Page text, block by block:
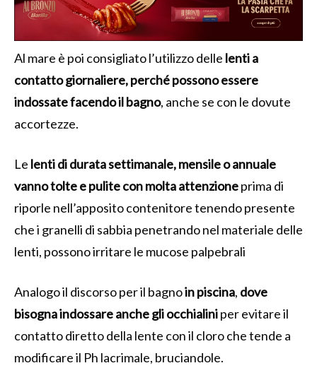
Al mare è poi consigliato l’utilizzo delle lenti a
contatto giornaliere, perché possono essere
indossate facendo il bagno, anche se con le dovute
accortezze.
Le lenti di durata settimanale, mensile o annuale
vanno tolte e pulite con molta attenzioneprima di
riporle nell’apposito contenitore tenendo presente
che i granelli di sabbia penetrando nel materiale delle
lenti, possono irritare le mucose palpebrali
Analogo il discorso per il bagnoin piscina, dove
bisogna indossare anche gli occhialiniper evitare il
contatto diretto della lente con il cloro che tende a
modificare il Ph lacrimale, bruciandole.